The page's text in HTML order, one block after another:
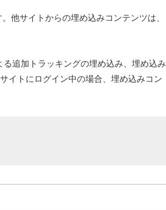
他サイトからの埋め込みコンテンツは、
追加トラッキングの埋め込み、埋め込み
イトにログイン中の場合、埋め込みコン